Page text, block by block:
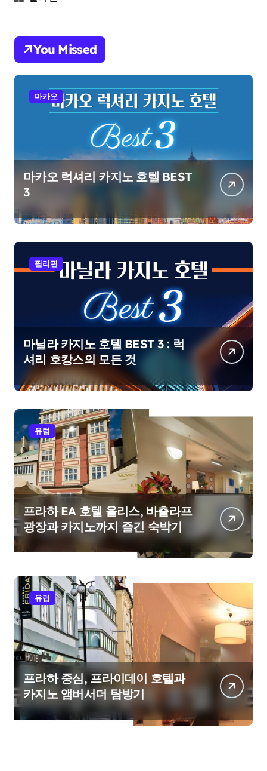
You Missed
마카오
마카오 럭셔리 카지노 호텔 BEST
3
필리핀
마닐라 카지노 호텔 BEST 3 : 럭
셔리 호캉스의 모든 것
유럽
프라하 EA 호텔 율리스, 바츨라프
광장과 카지노까지 즐긴 숙박기
유럽
프라하 중심, 프라이데이 호텔과
카지노 앰버서더 탐방기